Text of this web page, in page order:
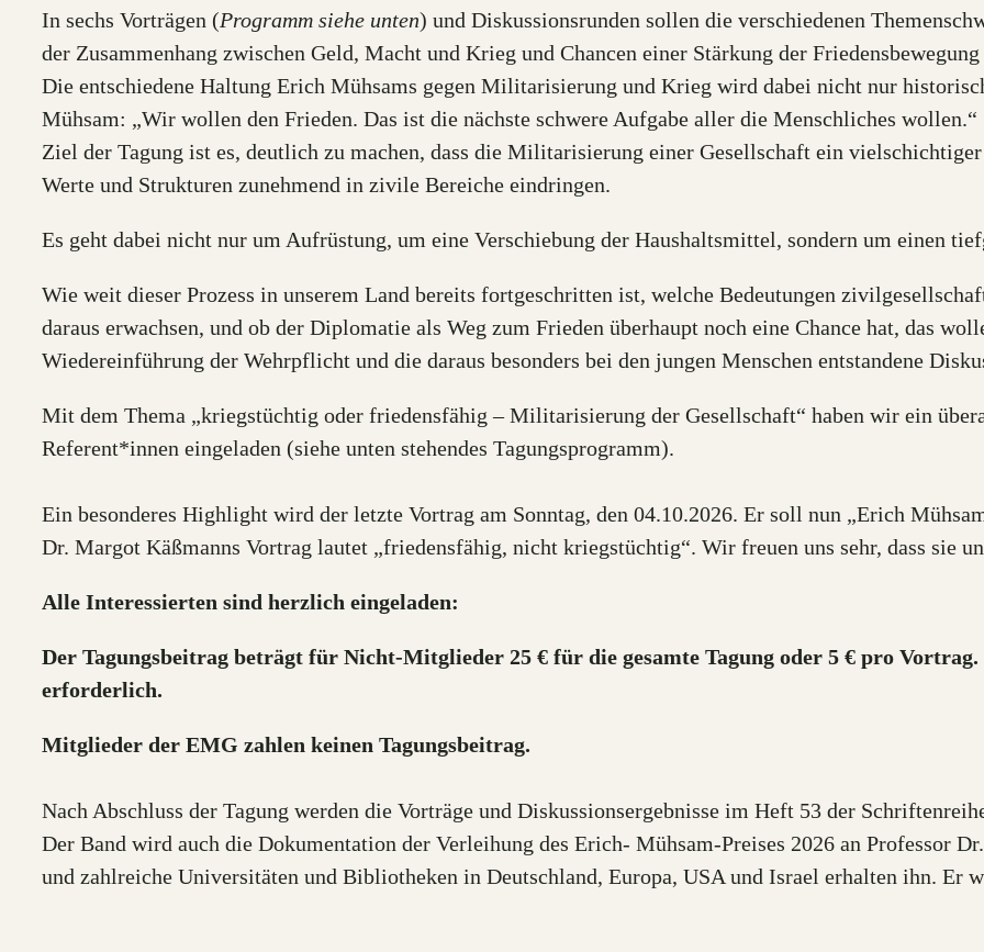
In sechs Vorträgen (Programm siehe unten) und Diskussionsrunden sollen die verschiedenen
der Zusammenhang zwischen Geld, Macht und Krieg und Chancen einer Stärkung der
Die entschiedene Haltung Erich Mühsams gegen Militarisierung und Krieg wird dabei nicht nur
Mühsam: „Wir wollen den Frieden. Das ist die nächste schwere Aufgabe aller die Menschliches wollen.“
Ziel der Tagung ist es, deutlich zu machen, dass die Militarisierung einer Gesellschaft ein
Werte und Strukturen zunehmend in zivile Bereiche eindringen.
Es geht dabei nicht nur um Aufrüstung, um eine Verschiebung der Haushaltsmittel, sondern um einen
Wie weit dieser Prozess in unserem Land bereits fortgeschritten ist, welche Bedeutungen
daraus erwachsen, und ob der Diplomatie als Weg zum Frieden überhaupt noch eine Chance hat, das
Wiedereinführung der Wehrpflicht und die daraus besonders bei den jungen Menschen entstandene
Mit dem Thema „kriegstüchtig oder friedensfähig – Militarisierung der Gesellschaft“ haben wir ein
Referent*innen eingeladen (siehe unten stehendes Tagungsprogramm).
Ein besonderes Highlight wird der letzte Vortrag am Sonntag, den 04.10.2026. Er soll nun „Erich
Dr. Margot Käßmanns Vortrag lautet „friedensfähig, nicht kriegstüchtig“. Wir freuen uns sehr, dass sie
Alle Interessierten sind herzlich eingeladen:
Der Tagungsbeitrag beträgt für Nicht-Mitglieder 25 € für die gesamte Tagung oder 5 € pro
erforderlich.
Mitglieder der EMG zahlen keinen Tagungsbeitrag.
Nach Abschluss der Tagung werden die Vorträge und Diskussionsergebnisse im Heft 53 der
Der Band wird auch die Dokumentation der Verleihung des Erich- Mühsam-Preises 2026 an Professor
und zahlreiche Universitäten und Bibliotheken in Deutschland, Europa, USA und Israel erhalten ihn. Er